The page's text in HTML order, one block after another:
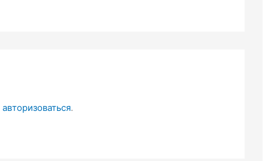
авторизоваться.